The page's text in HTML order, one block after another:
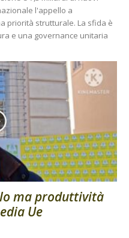
l'appello a
priorità strutturale. La sfida è
e una governance unitaria
ma produttività
Ue